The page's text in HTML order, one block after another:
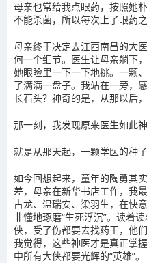
母亲也常给我点眼药，按照她
不能杀菌，所以每次上了眼药
母亲终于决定去江西南昌的大
何一个细节。医生让母亲躺下
她眼睑里一下一下地挑。一颗
了满满一盘子。我站在一旁，
长石头？神奇的是，从那以后
那一刻，我发现原来医生如此
就是从那天起，一颗学医的种
如今回想起来，童年的陶勇其
差，母亲在新华书店工作，我
古龙、温瑞安、梁羽生，在快
非懂地琢磨“生死浮沉”。读着
侠，受了伤都要去找药王，他
我觉得，这些神医才是真正掌
中所有大侠都要光辉的“英雄”。